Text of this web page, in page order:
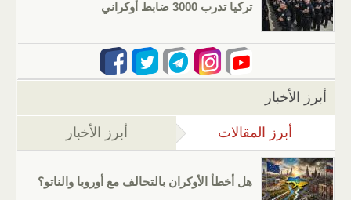
تركيا تدرب 3000 ضابط أوكراني
أبرز الأخبار
أبرز المقالات (علامة التبويب النشطة)
أبرز الأخبار
هل أخطأ الأوكران بالتحالف مع أوروبا والناتو؟